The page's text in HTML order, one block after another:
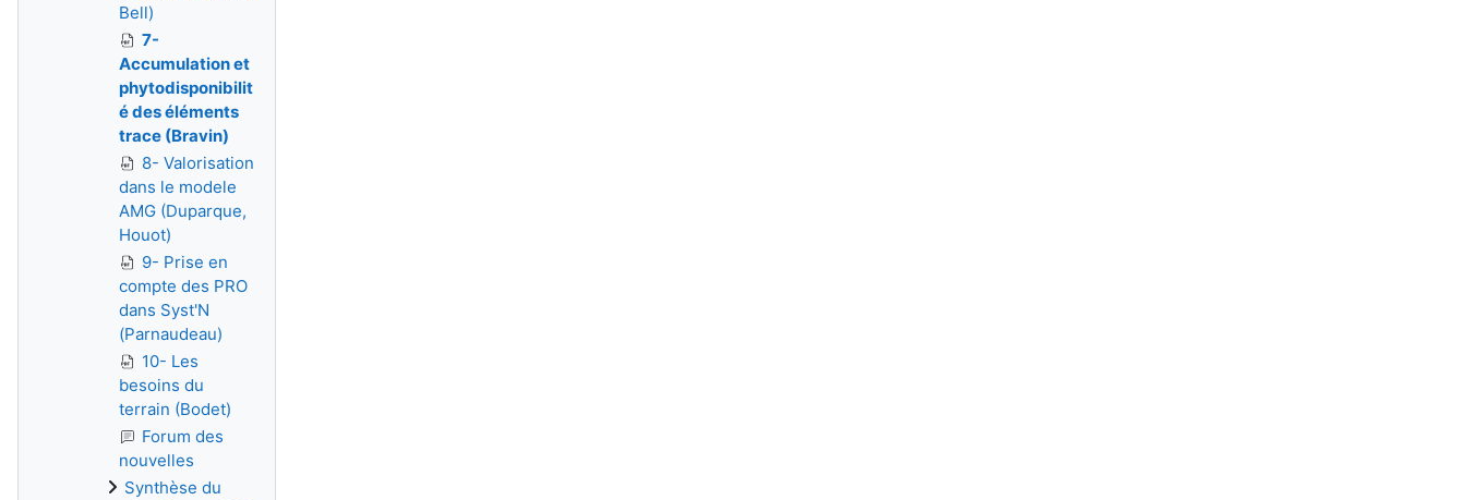
Bell)
7-
Accumulation et
phytodisponibilit
é des éléments
trace (Bravin)
8- Valorisation
dans le modele
AMG (Duparque,
Houot)
9- Prise en
compte des PRO
dans Syst'N
(Parnaudeau)
10- Les
besoins du
terrain (Bodet)
Forum des
nouvelles
Synthèse du